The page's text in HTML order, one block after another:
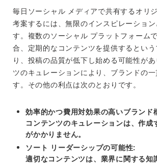
毎日ソーシャル メディアで共有するオリ
考案するには、無限のインスピレーショ
す。複数のソーシャル プラットフォーム
合、定期的なコンテンツを提供するとい
り、投稿の品質が低下し始める可能性が
ツのキュレーションにより、ブランドの
す。その他の利点は次のとおりです。
効率的かつ費用対効果の高いブランド
コンテンツのキュレーションは、作成
がかかりません。
ソート リーダーシップの可能性:
適切なコンテンツは、業界に関する知